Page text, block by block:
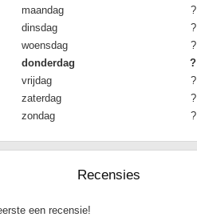
maandag
?
dinsdag
?
woensdag
?
donderdag
?
vrijdag
?
zaterdag
?
zondag
?
Recensies
een recensie!